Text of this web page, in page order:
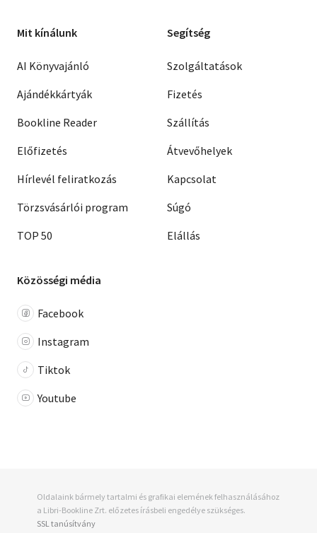
Mit kínálunk
AI Könyvajánló
Ajándékkártyák
Bookline Reader
Előfizetés
Hírlevél feliratkozás
Törzsvásárlói program
TOP 50
Segítség
Szolgáltatások
Fizetés
Szállítás
Átvevőhelyek
Kapcsolat
Súgó
Elállás
Közösségi média
Facebook
Instagram
Tiktok
Youtube
Oldalaink bármely tartalmi és grafikai elemének felhasználásához
a Libri-Bookline Zrt. előzetes írásbeli engedélye szükséges.
SSL tanúsítvány